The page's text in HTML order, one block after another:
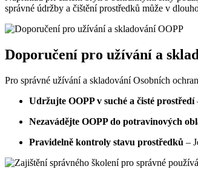
správné údržby a čištění prostředků může v
Doporučení pro užívání a
Pro správné užívání a skladování Osobních
Udržujte OOPP v suché a čisté prostředí
Nezavádějte OOPP do potravinových
Pravidelně kontroly stavu prostředků –